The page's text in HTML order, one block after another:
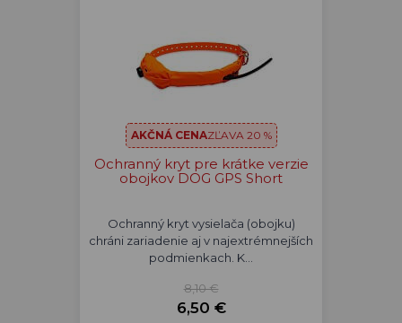
AKČNÁ CENAZĽAVA 20 %
Ochranný kryt pre krátke verzie
obojkov DOG GPS Short
Ochranný kryt vysielača (obojku)
chráni zariadenie aj v najextrémnejších
podmienkach. K…
8,10 €
6,50 €